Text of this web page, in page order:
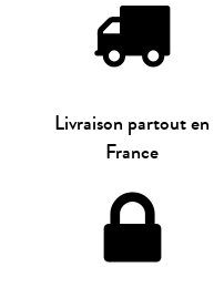
Livraison partout en
France